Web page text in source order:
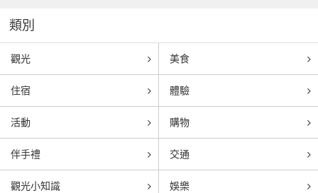
類別
觀光 美食
住宿 體驗
活動 購物
伴手禮 交通
觀光小知識 娛樂